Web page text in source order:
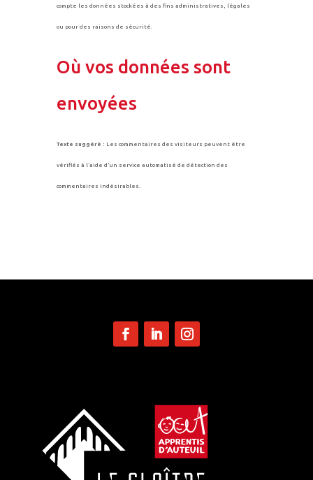
compte les données stockées à des fins administratives, légales
ou pour des raisons de sécurité.
Où vos données sont
envoyées
Texte suggéré : Les commentaires des visiteurs peuvent être
vérifiés à l’aide d’un service automatisé de détection des
commentaires indésirables.